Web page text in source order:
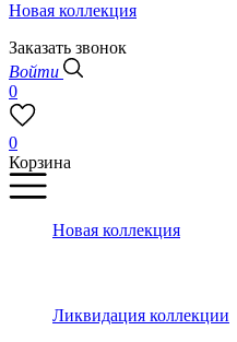
Новая коллекция
Заказать звонок
Войти
0
0
Корзина
Новая коллекция
Ликвидация коллекции